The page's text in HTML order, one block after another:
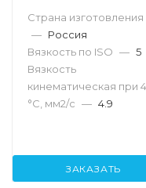
Страна изготовления
— Россия
Вязкость по ISO — 5
Вязкость
кинематическая при
°С, мм2/с — 4.9
ЗАКАЗАТЬ